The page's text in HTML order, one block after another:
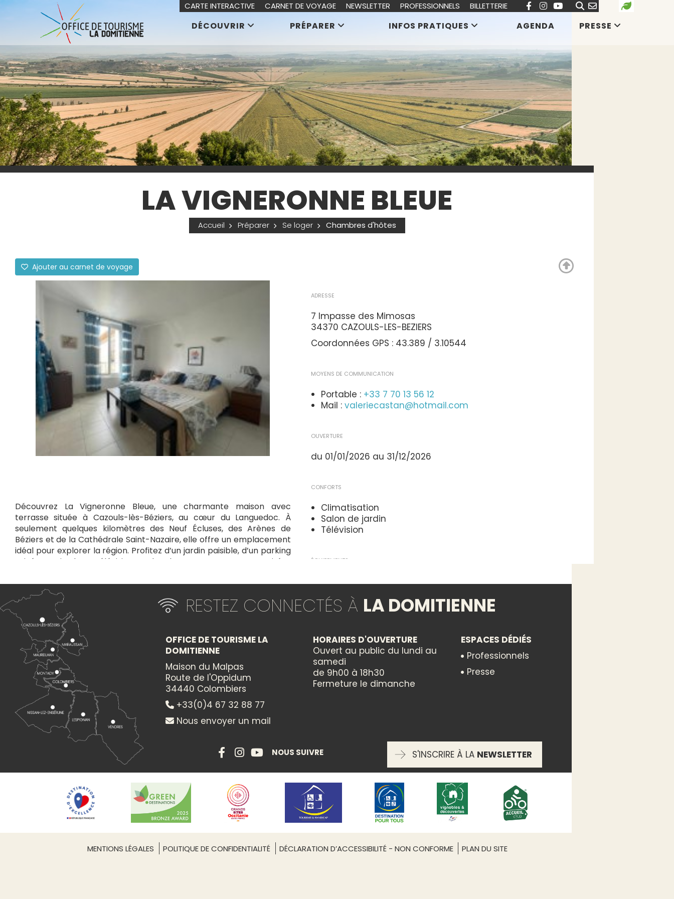
LA VIGNERONNE BLEUE
Accueil Préparer Se loger Chambres d'hôtes
Ajouter au carnet de voyage
Découvrez La Vigneronne Bleue, une charmante maison avec
terrasse située à Cazouls-lès-Béziers, au cœur du Languedoc. À
seulement quelques kilomètres des Neuf Écluses, des Arènes de
Béziers et de la Cathédrale Saint-Nazaire, elle offre un emplacement
idéal pour explorer la région. Profitez d’un jardin paisible, d’un parking
privé gratuit, d’une télévision et d’un lecteur DVD pour vos soirées
parfait pour un séjour en toute sérénité.
Itinéraire vers
−
Leaflet| ©
ADRESSE
7 Impasse des Mimosas
34370 CAZOULS-LES-BEZIERS
Coordonnées GPS : 43.389 / 3.10544
MOYENS DE COMMUNICATION
Portable : +33 7 70 13 56 12
Mail : valeriecastan@hotmail.com
OUVERTURE
du 01/01/2026 au 31/12/2026
CONFORTS
Climatisation
Salon de jardin
Télévision
ÉQUIPEMENTS
Parking
INFORMATIONS COMPLÉMENTAIRES
1 chambre
DÉCOUVRIR PRÉPARER INFOS PRATIQUES AGENDA PRESSE
CARTE INTERACTIVE CARNET DE VOYAGE NEWSLETTER PROFESSIONNELS BILLETTERIE
RESTEZ CONNECTÉS À LA DOMITIENNE
OFFICE DE TOURISME LA
DOMITIENNE
Maison du Malpas
Route de l'Oppidum
34440 Colombiers
+33(0)4 67 32 88 77
Nous envoyer un mail
HORAIRES D'OUVERTURE
Ouvert au public du lundi au
samedi
de 9h00 à 18h30
Fermeture le dimanche
ESPACES DÉDIÉS
Professionnels
Presse
NOUS SUIVRE S'INSCRIRE À LA NEWSLETTER
MENTIONS LÉGALES POLITIQUE DE CONFIDENTIALITÉ DÉCLARATION D’ACCESSIBILITÉ - NON CONFORME PLAN DU SITE